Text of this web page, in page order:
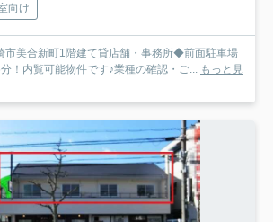
向け
美合新町1階建て貸店舗・事務所◆前面駐車場
！内覧可能物件です♪業種の確認・ご... もっと見